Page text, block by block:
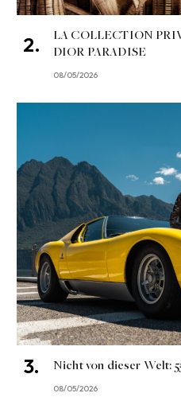
LA COLLECTION
DIOR PARADISE
08/05/2026
Nicht von dieser Welt:
08/05/2026